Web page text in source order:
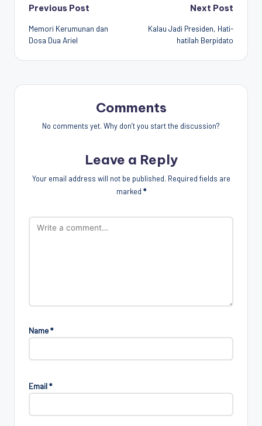
Post
navigation
Previous Post
Memori Kerumunan dan
Dosa Dua Ariel
Next Post
Kalau Jadi Presiden, Hati-
hatilah Berpidato
Comments
No comments yet. Why don’t you start the discussion?
Leave a Reply
Your email address will not be published. Required fields are
marked *
Name*
Email*